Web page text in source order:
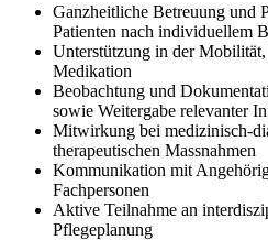
Ganzheitliche Betreuung und
Patienten nach individuellem
Unterstützung in der
Medikation
Beobachtung und
sowie Weitergabe relevanter
Mitwirkung bei medizinisch-
therapeutischen Massnahmen
Kommunikation mit
Fachpersonen
Aktive Teilnahme an
Pflegeplanung